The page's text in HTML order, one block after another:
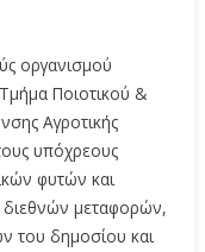
οργανισμού
Ποιοτικού &
Αγροτικής
υπόχρεους
φυτών και
διεθνών μεταφορών,
του δημοσίου και